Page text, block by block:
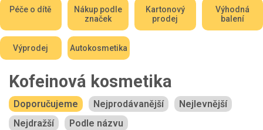
Péče o dítě
Nákup podle
značek
Kartonový
prodej
Výhodná
balení
Výprodej Autokosmetika
Kofeinová kosmetika
Doporučujeme Nejprodávanější
Nejlevnější
Nejdražší
Podle názvu